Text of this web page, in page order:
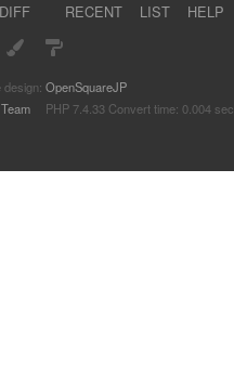
DIFF RECENT LIST HELP
design: OpenSquareJP
PHP 7.4.33 Convert time: 0.004 sec.